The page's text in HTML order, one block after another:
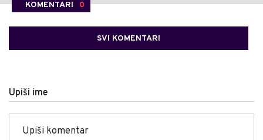
KOMENTARI 0
SVI KOMENTARI
Upiši ime